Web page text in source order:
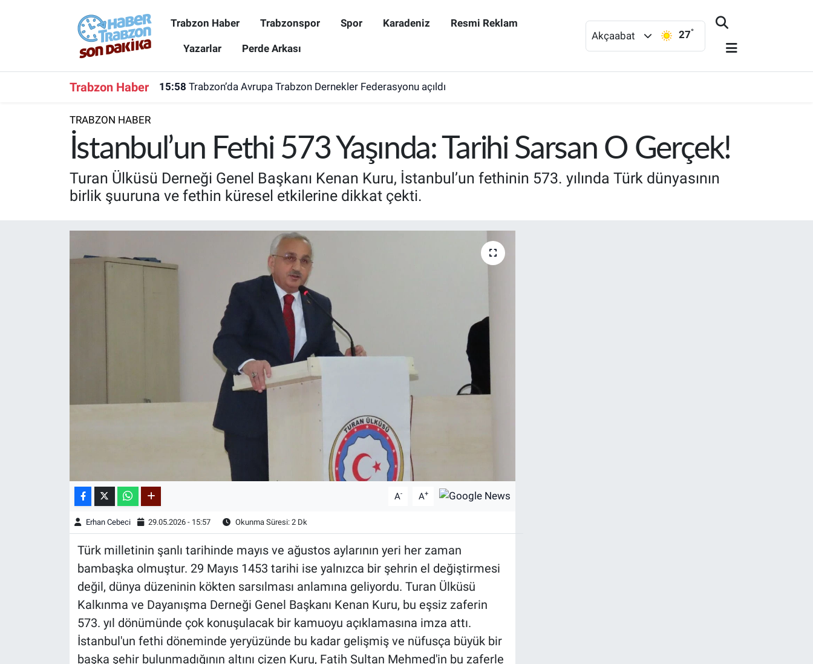
Trabzon Haber Trabzonspor Spor Karadeniz Resmi Reklam
Yazarlar Perde Arkası
Akçaabat 27°
Trabzon Haber 15:58 Trabzon’da Avrupa Trabzon Dernekler Federasyonu açıldı
TRABZON HABER
İstanbul’un Fethi 573 Yaşında: Tarihi Sarsan O Gerçek!
Turan Ülküsü Derneği Genel Başkanı Kenan Kuru, İstanbul’un fethinin 573. yılında Türk dünyasının
birlik şuuruna ve fethin küresel etkilerine dikkat çekti.
A- A+
Erhan Cebeci 29.05.2026 - 15:57 Okunma Süresi: 2 Dk
Türk milletinin şanlı tarihinde mayıs ve ağustos aylarının yeri her zaman
bambaşka olmuştur. 29 Mayıs 1453 tarihi ise yalnızca bir şehrin el değiştirmesi
değil, dünya düzeninin kökten sarsılması anlamına geliyordu. Turan Ülküsü
Kalkınma ve Dayanışma Derneği Genel Başkanı Kenan Kuru, bu eşsiz zaferin
573. yıl dönümünde çok konuşulacak bir kamuoyu açıklamasına imza attı.
İstanbul'un fethi döneminde yeryüzünde bu kadar gelişmiş ve nüfusça büyük bir
başka şehir bulunmadığının altını çizen Kuru, Fatih Sultan Mehmed'in bu zaferle
Trabzon Haber
Karadeniz
Resmi Reklam
Yazarlar
Perde Arkası
Trabzon Nöbetçi Eczaneler
Trabzon Trafik Yoğunluk Haritası
Süper Lig Puan Durumu ve Fikstür
Tüm Manşetler
Son Dakika Haberleri
Haber Arşivi